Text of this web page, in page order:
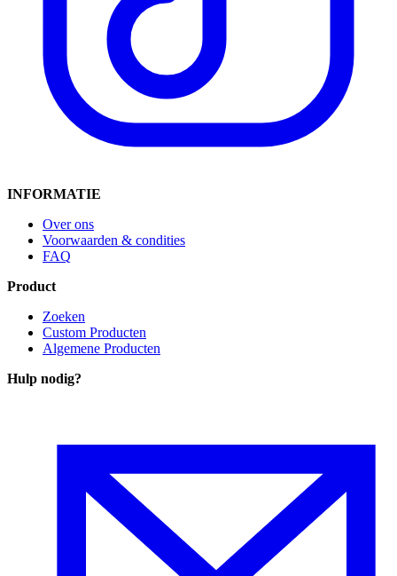
INFORMATIE
Over ons
Voorwaarden & condities
FAQ
Product
Zoeken
Custom Producten
Algemene Producten
Hulp nodig?